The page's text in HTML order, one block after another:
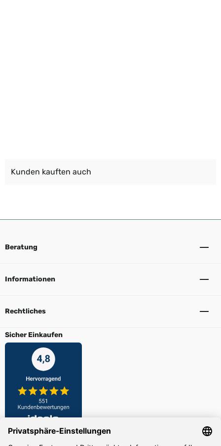
Kunden kauften auch
Beratung
Informationen
Rechtliches
Sicher Einkaufen